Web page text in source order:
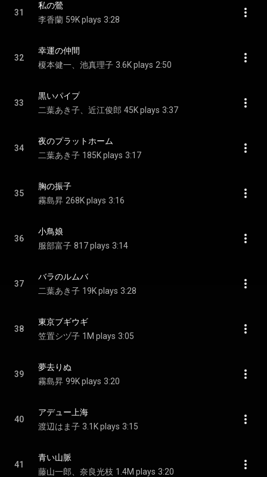
31
私の鶯
李香蘭 59K plays 3:28
32
幸運の仲間
榎本健一、池真理子 3.6K plays 2:50
33
黒いパイプ
二葉あき子、近江俊郎 45K plays 3:37
34
夜のプラットホーム
二葉あき子 185K plays 3:17
35
胸の振子
霧島昇 268K plays 3:16
36
小鳥娘
服部富子 817 plays 3:14
37
バラのルムバ
二葉あき子 19K plays 3:28
38
東京ブギウギ
笠置シヅ子 1M plays 3:05
39
夢去りぬ
霧島昇 99K plays 3:20
40
アデュー上海
渡辺はま子 3.1K plays 3:15
41
青い山脈
藤山一郎、奈良光枝 1.4M plays 3:20